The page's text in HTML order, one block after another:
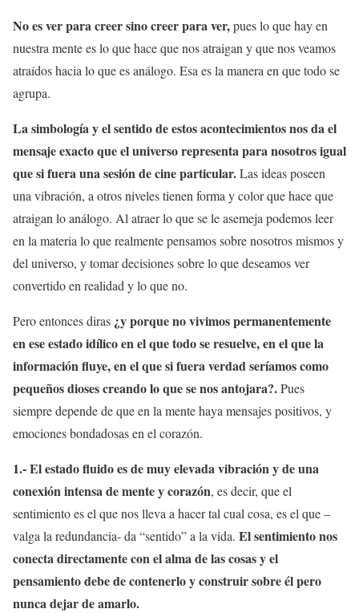
No es ver para creer sino creer para ver,pues lo que hay en
nuestra mente es lo que hace que nos atraigan y que nos veamos
atraídos hacia lo que es análogo. Esa es la manera en que todo se
agrupa.
La simbología y el sentido de estos acontecimientos nos da el
mensaje exacto que el universo representa para nosotros igual
que si fuera una sesión de cine particular.Las ideas poseen
una vibración, a otros niveles tienen forma y color que hace que
atraigan lo análogo. Al atraer lo que se le asemeja podemos leer
en la materia lo que realmente pensamos sobre nosotros mismos y
del universo, y tomar decisiones sobre lo que deseamos ver
convertido en realidad y lo que no.
Pero entonces diras ¿y porque no vivimos permanentemente
en ese estado idílico en el que todo se resuelve, en el que la
información fluye, en el que si fuera verdad seríamos como
pequeños dioses creando lo que se nos antojara?.Pues
siempre depende de que en la mente haya mensajes positivos, y
emociones bondadosas en el corazón.
1.- El estado fluido es de muy elevada vibración y de una
conexión intensa de mente y corazón, es decir, que el
sentimiento es el que nos lleva a hacer tal cual cosa, es el que –
valga la redundancia- da “sentido” a la vida. El sentimiento nos
conecta directamente con el alma de las cosas y el
pensamiento debe de contenerlo y construir sobre él pero
nunca dejar de amarlo.